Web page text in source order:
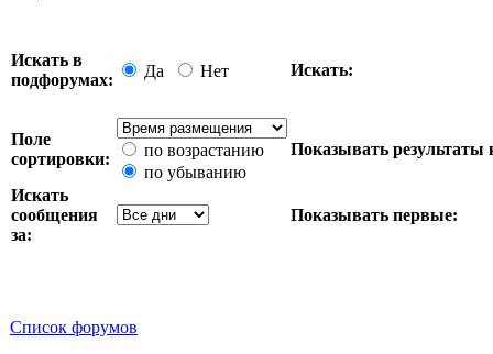
Искать в
подфорумах:
Да Нет Искать:
Поле
сортировки:
по возрастанию
по убыванию
Показывать результаты
Искать
сообщения
за:
Показывать первые:
Список форумов